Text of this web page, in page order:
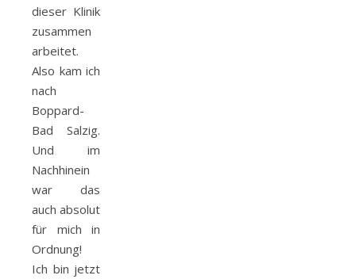
dieser Klinik
zusammen
arbeitet.
Also kam ich
nach
Boppard-
Bad Salzig.
Und im
Nachhinein
war das
auch absolut
für mich in
Ordnung!
Ich bin jetzt